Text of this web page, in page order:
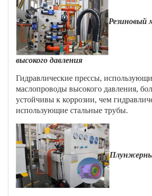
Резиновый
высокого давления
Гидравлические прессы,
маслопроводы высокого давления,
устойчивы к коррозии, чем
использующие стальные трубы.